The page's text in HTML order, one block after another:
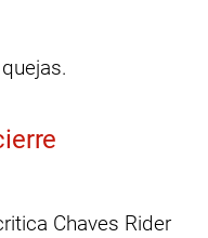
Chaves Rider